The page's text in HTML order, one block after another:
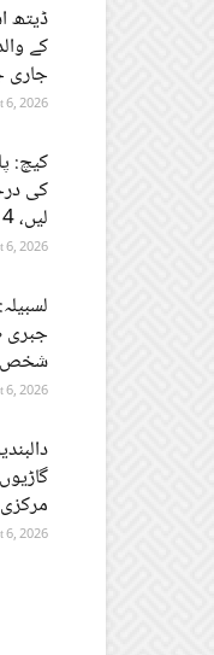
ڈیتھ
کے
جاری
6, 2026
کیچ:
کی
لیں، 14 اگست...
6, 2026
جبری
شخص
6, 2026
6, 2026